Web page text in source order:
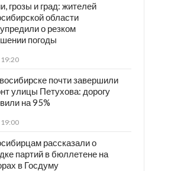
грозы и град: жителей
области
о резком
погоды
19:20
почти завершили
улицы Петухова: дорогу
на 95%
19:00
рассказали о
партий в бюллетене на
в Госдуму